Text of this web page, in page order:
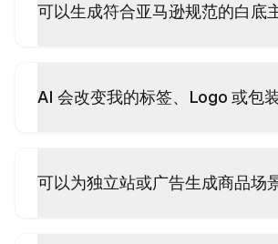
可以生成符合亚马逊规范的白底
AI 会改变我的标签、Logo 或包
可以为独立站或广告生成商品场